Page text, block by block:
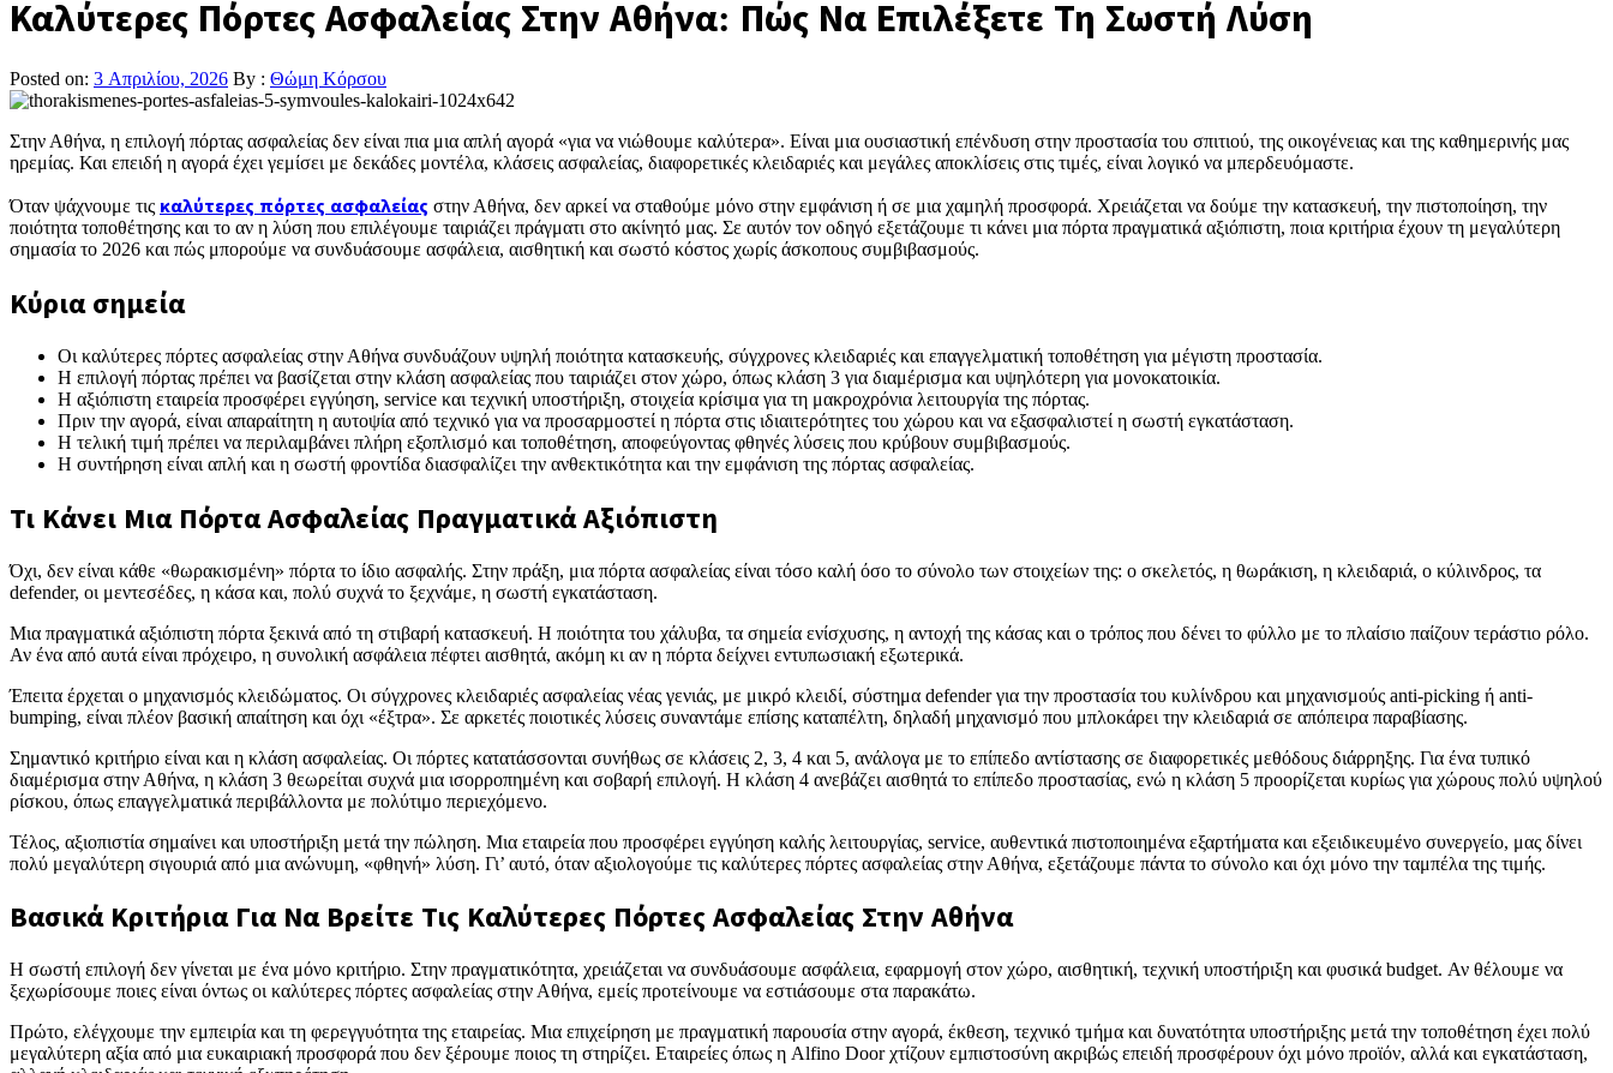
Καλύτερες Πόρτες Ασφαλείας Στην Αθήνα: Πώς Να Επιλέξετε Τη Σωστή Λύση
Posted on: 3 Απριλίου, 2026 By : Θώμη Κόρσου
Στην Αθήνα, η επιλογή πόρτας ασφαλείας δεν είναι πια μια απλή αγορά «για να νιώθουμε καλύτερα». Είναι μια ουσιαστική επένδυση στην προστασία του σπιτιού, της οικογένειας και της καθημερινής μας
ηρεμίας. Και επειδή η αγορά έχει γεμίσει με δεκάδες μοντέλα, κλάσεις ασφαλείας, διαφορετικές κλειδαριές και μεγάλες αποκλίσεις στις τιμές, είναι λογικό να μπερδευόμαστε.
Όταν ψάχνουμε τις καλύτερες πόρτες ασφαλείας στην Αθήνα, δεν αρκεί να σταθούμε μόνο στην εμφάνιση ή σε μια χαμηλή προσφορά. Χρειάζεται να δούμε την κατασκευή, την πιστοποίηση, την
ποιότητα τοποθέτησης και το αν η λύση που επιλέγουμε ταιριάζει πράγματι στο ακίνητό μας. Σε αυτόν τον οδηγό εξετάζουμε τι κάνει μια πόρτα πραγματικά αξιόπιστη, ποια κριτήρια έχουν τη μεγαλύτερη
σημασία το 2026 και πώς μπορούμε να συνδυάσουμε ασφάλεια, αισθητική και σωστό κόστος χωρίς άσκοπους συμβιβασμούς.
Κύρια σημεία
Οι καλύτερες πόρτες ασφαλείας στην Αθήνα συνδυάζουν υψηλή ποιότητα κατασκευής, σύγχρονες κλειδαριές και επαγγελματική τοποθέτηση για μέγιστη προστασία.
Η επιλογή πόρτας πρέπει να βασίζεται στην κλάση ασφαλείας που ταιριάζει στον χώρο, όπως κλάση 3 για διαμέρισμα και υψηλότερη για μονοκατοικία.
Η αξιόπιστη εταιρεία προσφέρει εγγύηση, service και τεχνική υποστήριξη, στοιχεία κρίσιμα για τη μακροχρόνια λειτουργία της πόρτας.
Πριν την αγορά, είναι απαραίτητη η αυτοψία από τεχνικό για να προσαρμοστεί η πόρτα στις ιδιαιτερότητες του χώρου και να εξασφαλιστεί η σωστή εγκατάσταση.
Η τελική τιμή πρέπει να περιλαμβάνει πλήρη εξοπλισμό και τοποθέτηση, αποφεύγοντας φθηνές λύσεις που κρύβουν συμβιβασμούς.
Η συντήρηση είναι απλή και η σωστή φροντίδα διασφαλίζει την ανθεκτικότητα και την εμφάνιση της πόρτας ασφαλείας.
Τι Κάνει Μια Πόρτα Ασφαλείας Πραγματικά Αξιόπιστη
Όχι, δεν είναι κάθε «θωρακισμένη» πόρτα το ίδιο ασφαλής. Στην πράξη, μια πόρτα ασφαλείας είναι τόσο καλή όσο το σύνολο των στοιχείων της: ο σκελετός, η θωράκιση, η κλειδαριά, ο κύλινδρος, τα
defender, οι μεντεσέδες, η κάσα και, πολύ συχνά το ξεχνάμε, η σωστή εγκατάσταση.
Μια πραγματικά αξιόπιστη πόρτα ξεκινά από τη στιβαρή κατασκευή. Η ποιότητα του χάλυβα, τα σημεία ενίσχυσης, η αντοχή της κάσας και ο τρόπος που δένει το φύλλο με το πλαίσιο παίζουν τεράστιο ρόλο.
Αν ένα από αυτά είναι πρόχειρο, η συνολική ασφάλεια πέφτει αισθητά, ακόμη κι αν η πόρτα δείχνει εντυπωσιακή εξωτερικά.
Έπειτα έρχεται ο μηχανισμός κλειδώματος. Οι σύγχρονες κλειδαριές ασφαλείας νέας γενιάς, με μικρό κλειδί, σύστημα defender για την προστασία του κυλίνδρου και μηχανισμούς anti-picking ή anti-
bumping, είναι πλέον βασική απαίτηση και όχι «έξτρα». Σε αρκετές ποιοτικές λύσεις συναντάμε επίσης καταπέλτη, δηλαδή μηχανισμό που μπλοκάρει την κλειδαριά σε απόπειρα παραβίασης.
Σημαντικό κριτήριο είναι και η κλάση ασφαλείας. Οι πόρτες κατατάσσονται συνήθως σε κλάσεις 2, 3, 4 και 5, ανάλογα με το επίπεδο αντίστασης σε διαφορετικές μεθόδους διάρρηξης. Για ένα τυπικό
διαμέρισμα στην Αθήνα, η κλάση 3 θεωρείται συχνά μια ισορροπημένη και σοβαρή επιλογή. Η κλάση 4 ανεβάζει αισθητά το επίπεδο προστασίας, ενώ η κλάση 5 προορίζεται κυρίως για χώρους πολύ υψηλού
ρίσκου, όπως επαγγελματικά περιβάλλοντα με πολύτιμο περιεχόμενο.
Τέλος, αξιοπιστία σημαίνει και υποστήριξη μετά την πώληση. Μια εταιρεία που προσφέρει εγγύηση καλής λειτουργίας, service, αυθεντικά πιστοποιημένα εξαρτήματα και εξειδικευμένο συνεργείο, μας δίνει
πολύ μεγαλύτερη σιγουριά από μια ανώνυμη, «φθηνή» λύση. Γι’ αυτό, όταν αξιολογούμε τις καλύτερες πόρτες ασφαλείας στην Αθήνα, εξετάζουμε πάντα το σύνολο και όχι μόνο την ταμπέλα της τιμής.
Βασικά Κριτήρια Για Να Βρείτε Τις Καλύτερες Πόρτες Ασφαλείας Στην Αθήνα
Η σωστή επιλογή δεν γίνεται με ένα μόνο κριτήριο. Στην πραγματικότητα, χρειάζεται να συνδυάσουμε ασφάλεια, εφαρμογή στον χώρο, αισθητική, τεχνική υποστήριξη και φυσικά budget. Αν θέλουμε να
ξεχωρίσουμε ποιες είναι όντως οι καλύτερες πόρτες ασφαλείας στην Αθήνα, εμείς προτείνουμε να εστιάσουμε στα παρακάτω.
Πρώτο, ελέγχουμε την εμπειρία και τη φερεγγυότητα της εταιρείας. Μια επιχείρηση με πραγματική παρουσία στην αγορά, έκθεση, τεχνικό τμήμα και δυνατότητα υποστήριξης μετά την τοποθέτηση έχει πολύ
μεγαλύτερη αξία από μια ευκαιριακή προσφορά που δεν ξέρουμε ποιος τη στηρίζει. Εταιρείες όπως η Alfino Door χτίζουν εμπιστοσύνη ακριβώς επειδή προσφέρουν όχι μόνο προϊόν, αλλά και εγκατάσταση,